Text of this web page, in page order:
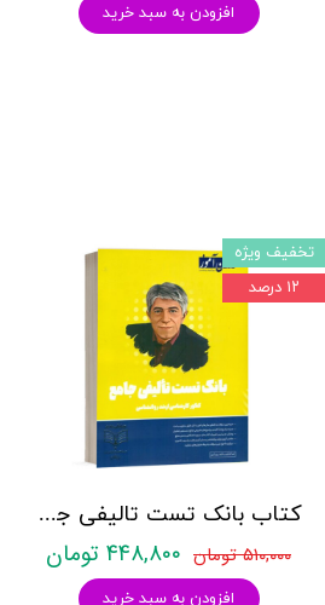
افزودن به سبد خرید
کتاب بانک تست تالیفی جامع روان آموز
۵۱۰,۰۰۰ تومان ۴۴۸,۸۰۰ تومان
افزودن به سبد خرید
تخفیف ویژه
۱۲ درصد